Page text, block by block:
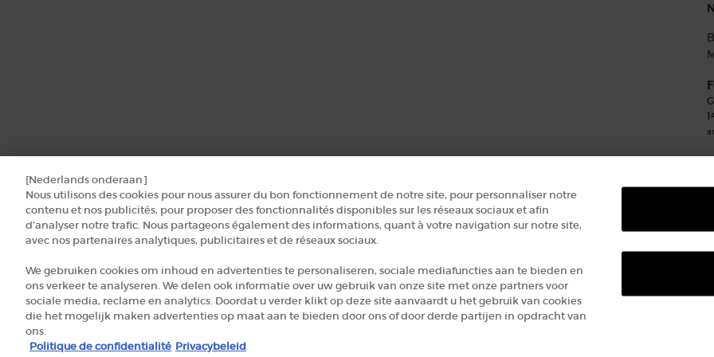
Algemene
[Nederlands onderaan]
Nous utilisons des cookies pour nous assurer du bon fonctionnement de notre site, pour personnaliser notre
contenu et nos publicités, pour proposer des fonctionnalités disponibles sur les réseaux sociaux et afin
d’analyser notre trafic. Nous partageons également des informations, quant à votre navigation sur notre site,
avec nos partenaires analytiques, publicitaires et de réseaux sociaux.
We gebruiken cookies om inhoud en advertenties te personaliseren, sociale mediafuncties aan te bieden en
ons verkeer te analyseren. We delen ook informatie over uw gebruik van onze site met onze partners voor
sociale media, reclame en analytics. Doordat u verder klikt op deze site aanvaardt u het gebruik van cookies
die het mogelijk maken advertenties op maat aan te bieden door ons of door derde partijen in opdracht van
ons.
Politique de confidentialité Privacybeleid